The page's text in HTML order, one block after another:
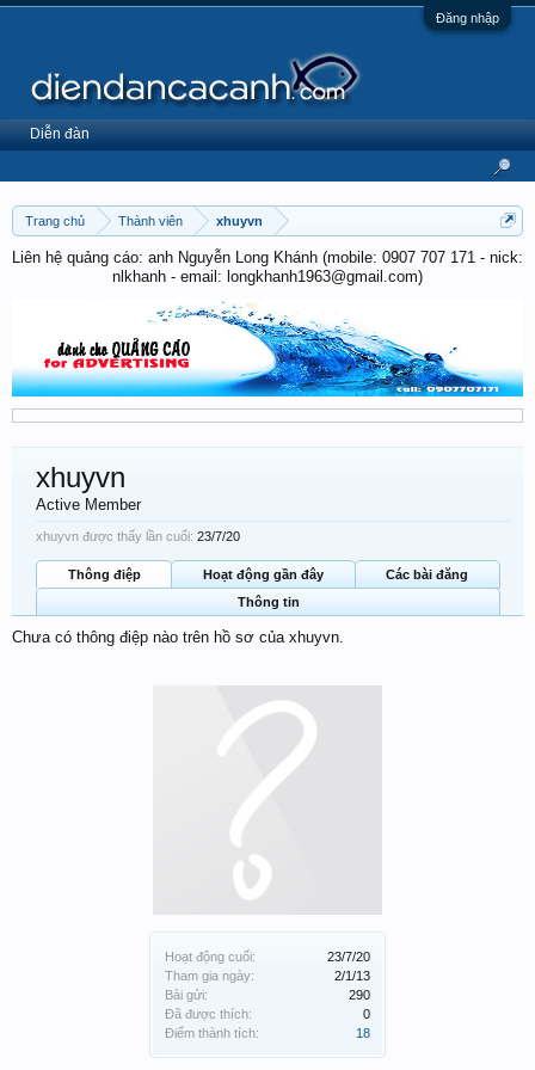
Đăng nhập
Trang chủ Thành viên xhuyvn
Liên hệ quảng cáo: anh Nguyễn Long Khánh (mobile: 0907 707 171 - nick:
nlkhanh - email: longkhanh1963@gmail.com)
Hoạt động cuối:
23/7/20
Tham gia ngày:
2/1/13
Bài gửi:
290
Đã được thích:
0
Điểm thành tích:
18
xhuyvn
Active Member
xhuyvn được thấy lần cuối: 23/7/20
Thông điệp Hoạt động gần đây
Các bài đăng
Thông tin
Chưa có thông điệp nào trên hồ sơ của xhuyvn.
Diễn đàn